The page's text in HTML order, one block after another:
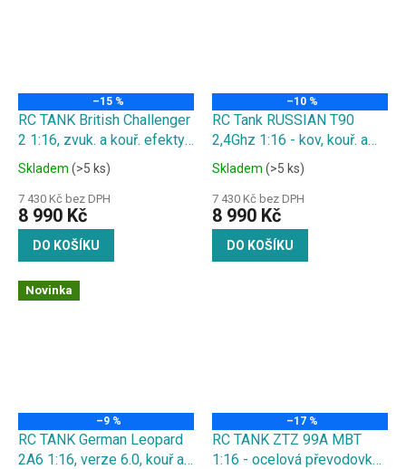
–15 %
RC TANK British Challenger
2 1:16, zvuk. a kouř. efekty,
ocelové doplňky, střílí
Skladem (>5 ks)
7 430 Kč bez DPH
8 990 Kč
DO KOŠÍKU
–10 %
RC Tank RUSSIAN T90
2,4Ghz 1:16 - kov, kouř. a
zvuk. efekty, střílí kuličky
Skladem (>5 ks)
7 430 Kč bez DPH
8 990 Kč
DO KOŠÍKU
Novinka
–9 %
RC TANK German Leopard
2A6 1:16, verze 6.0, kouř a
–17 %
RC TANK ZTZ 99A MBT
1:16 - ocelová převodovka,